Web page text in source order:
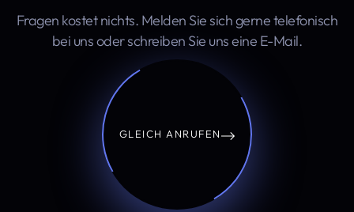
Fragen kostet nichts. Melden Sie sich gerne telefonisch
bei uns oder schreiben Sie uns eine E-Mail.
GLEICH ANRUFEN